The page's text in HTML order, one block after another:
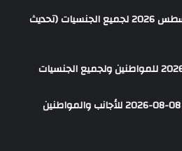
وظائف عمان اليوم 08 اغسطس 2026 لجميع الجنسيات (تحديث